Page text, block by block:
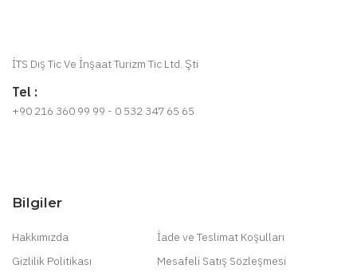
İTS Dış Tic Ve İnşaat Turizm Tic Ltd. Şti
Tel :
+90 216 360 99 99 - 0 532 347 65 65
Bilgiler
Hakkımızda
İade ve Teslimat Koşulları
Gizlilik Politikası
Mesafeli Satış Sözleşmesi